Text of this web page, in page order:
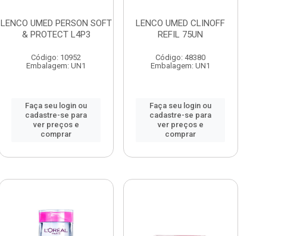
LENCO UMED PERSON SOFT
& PROTECT L4P3
Código: 10952
Embalagem: UN1
Faça seu login ou
cadastre-se para
ver preços e
comprar
LENCO UMED CLINOFF
REFIL 75UN
Código: 48380
Embalagem: UN1
Faça seu login ou
cadastre-se para
ver preços e
comprar